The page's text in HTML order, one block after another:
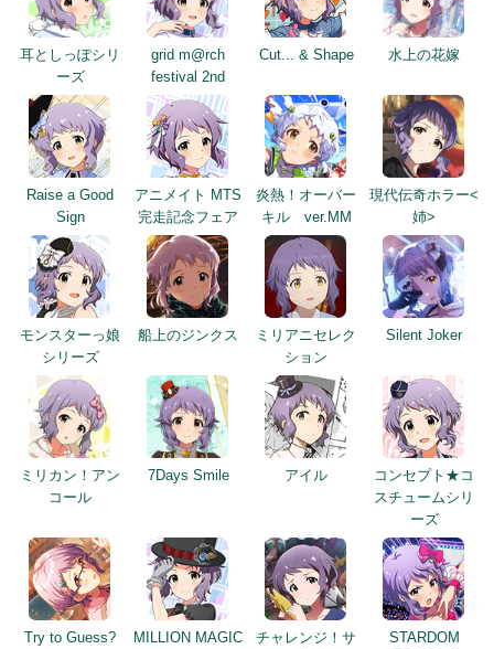
耳としっぽシリ
ーズ
grid m@rch
festival 2nd
Cut... & Shape 水上の花嫁
Raise a Good
Sign
アニメイト MTS
完走記念フェア
炎熱！オーバー
キル ver.MM
現代伝奇ホラー<
姉>
モンスターっ娘
シリーズ
船上のジンクス
ミリアニセレク
ション
Silent Joker
ミリカン！アン
コール
7Days Smile アイル
コンセプト★コ
スチュームシリ
ーズ
Try to Guess? MILLION MAGIC
チャレンジ！サ
STARDOM